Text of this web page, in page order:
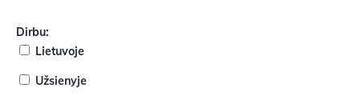
Dirbu:
Lietuvoje
Užsienyje